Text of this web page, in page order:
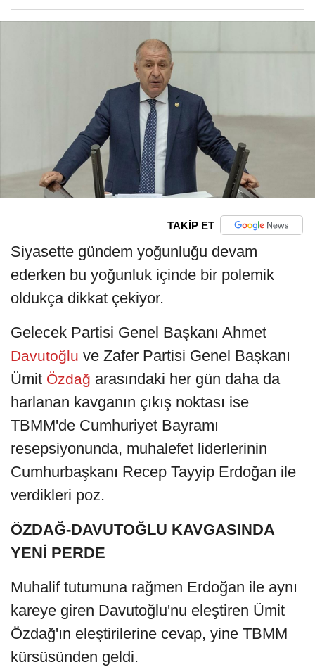
TAKİP ET
Siyasette gündem yoğunluğu devam
ederken bu yoğunluk içinde bir polemik
oldukça dikkat çekiyor.
Gelecek Partisi Genel Başkanı Ahmet
Davutoğlu ve Zafer Partisi Genel Başkanı
Ümit Özdağ arasındaki her gün daha da
harlanan kavganın çıkış noktası ise
TBMM'de Cumhuriyet Bayramı
resepsiyonunda, muhalefet liderlerinin
Cumhurbaşkanı Recep Tayyip Erdoğan ile
verdikleri poz.
ÖZDAĞ-DAVUTOĞLU KAVGASINDA
YENİ PERDE
Muhalif tutumuna rağmen Erdoğan ile aynı
kareye giren Davutoğlu'nu eleştiren Ümit
Özdağ'ın eleştirilerine cevap, yine TBMM
kürsüsünden geldi.